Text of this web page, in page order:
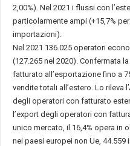
2,00%). Nel 2021 i flussi con
particolarmente ampi (+15,7%
importazioni).
Nel 2021 136.025 operatori
(127.265 nel 2020). Confermata
fatturato all’esportazione fino a
vendite totali all’estero. Lo rileva
degli operatori con fatturato
l’export degli operatori con
unico mercato, il 16,4% opera in
nei paesi europei non Ue, 44.559